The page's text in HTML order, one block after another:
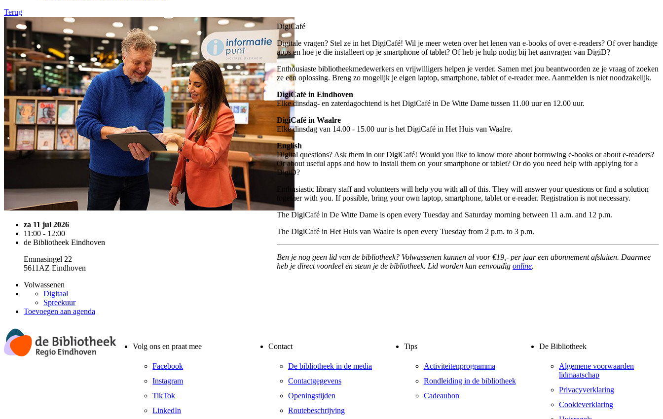
Terug
za 11 jul 2026
11:00 - 12:00
de Bibliotheek Eindhoven
Emmasingel 22
5611AZ Eindhoven
Volwassenen
Digitaal
Spreekuur
Toevoegen aan agenda
DigiCafé
Digitale vragen? Stel ze in het DigiCafé! Wil je meer weten over het lenen van e-books of over e-readers? Of over handige
apps en hoe je die installeert op je smartphone of tablet? Of heb je hulp nodig bij het aanvragen van DigiD?
Enthousiaste bibliotheekmedewerkers en vrijwilligers helpen je verder. Samen met jou beantwoorden ze je vraag of zoeken
ze een oplossing. Breng zo mogelijk je eigen laptop, smartphone, tablet of e-reader mee. Aanmelden is niet noodzakelijk.
DigiCafé in Eindhoven
Elke dinsdag- en zaterdagochtend is het DigiCafé in De Witte Dame tussen 11.00 uur en 12.00 uur.
DigiCafé in Waalre
Elke dinsdag van 14.00 - 15.00 uur is het DigiCafé in Het Huis van Waalre.
English
Digital questions? Ask them in our DigiCafé! Would you like to know more about borrowing e-books or about e-readers?
Or about useful apps and how to install them on your smartphone or tablet? Or do you need help with applying for a
DigiD?
Enthusiastic library staff and volunteers will help you with all of this. They will answer your questions or find a solution
together with you. If possible, bring your own laptop, smartphone, tablet or e-reader. Registration is not necessary.
The DigiCafé in De Witte Dame is open every Tuesday and Saturday morning between 11 a.m. and 12 p.m.
The DigiCafé in Het Huis van Waalre is open every Tuesday from 2 p.m. to 3 p.m.
Ben je nog geen lid van de bibliotheek? Volwassenen kunnen al voor €19,- per jaar een abonnement afsluiten. Daarmee
heb je direct voordeel én steun je de bibliotheek. Lid worden kan eenvoudigonline.
Volg ons en praat mee
Facebook
Instagram
TikTok
LinkedIn
Contact
De bibliotheek in de media
Contactgegevens
Openingstijden
Routebeschrijving
Tips
Activiteitenprogramma
Rondleiding in de bibliotheek
Cadeaubon
De Bibliotheek
Algemene voorwaarden
lidmaatschap
Privacyverklaring
Cookieverklaring